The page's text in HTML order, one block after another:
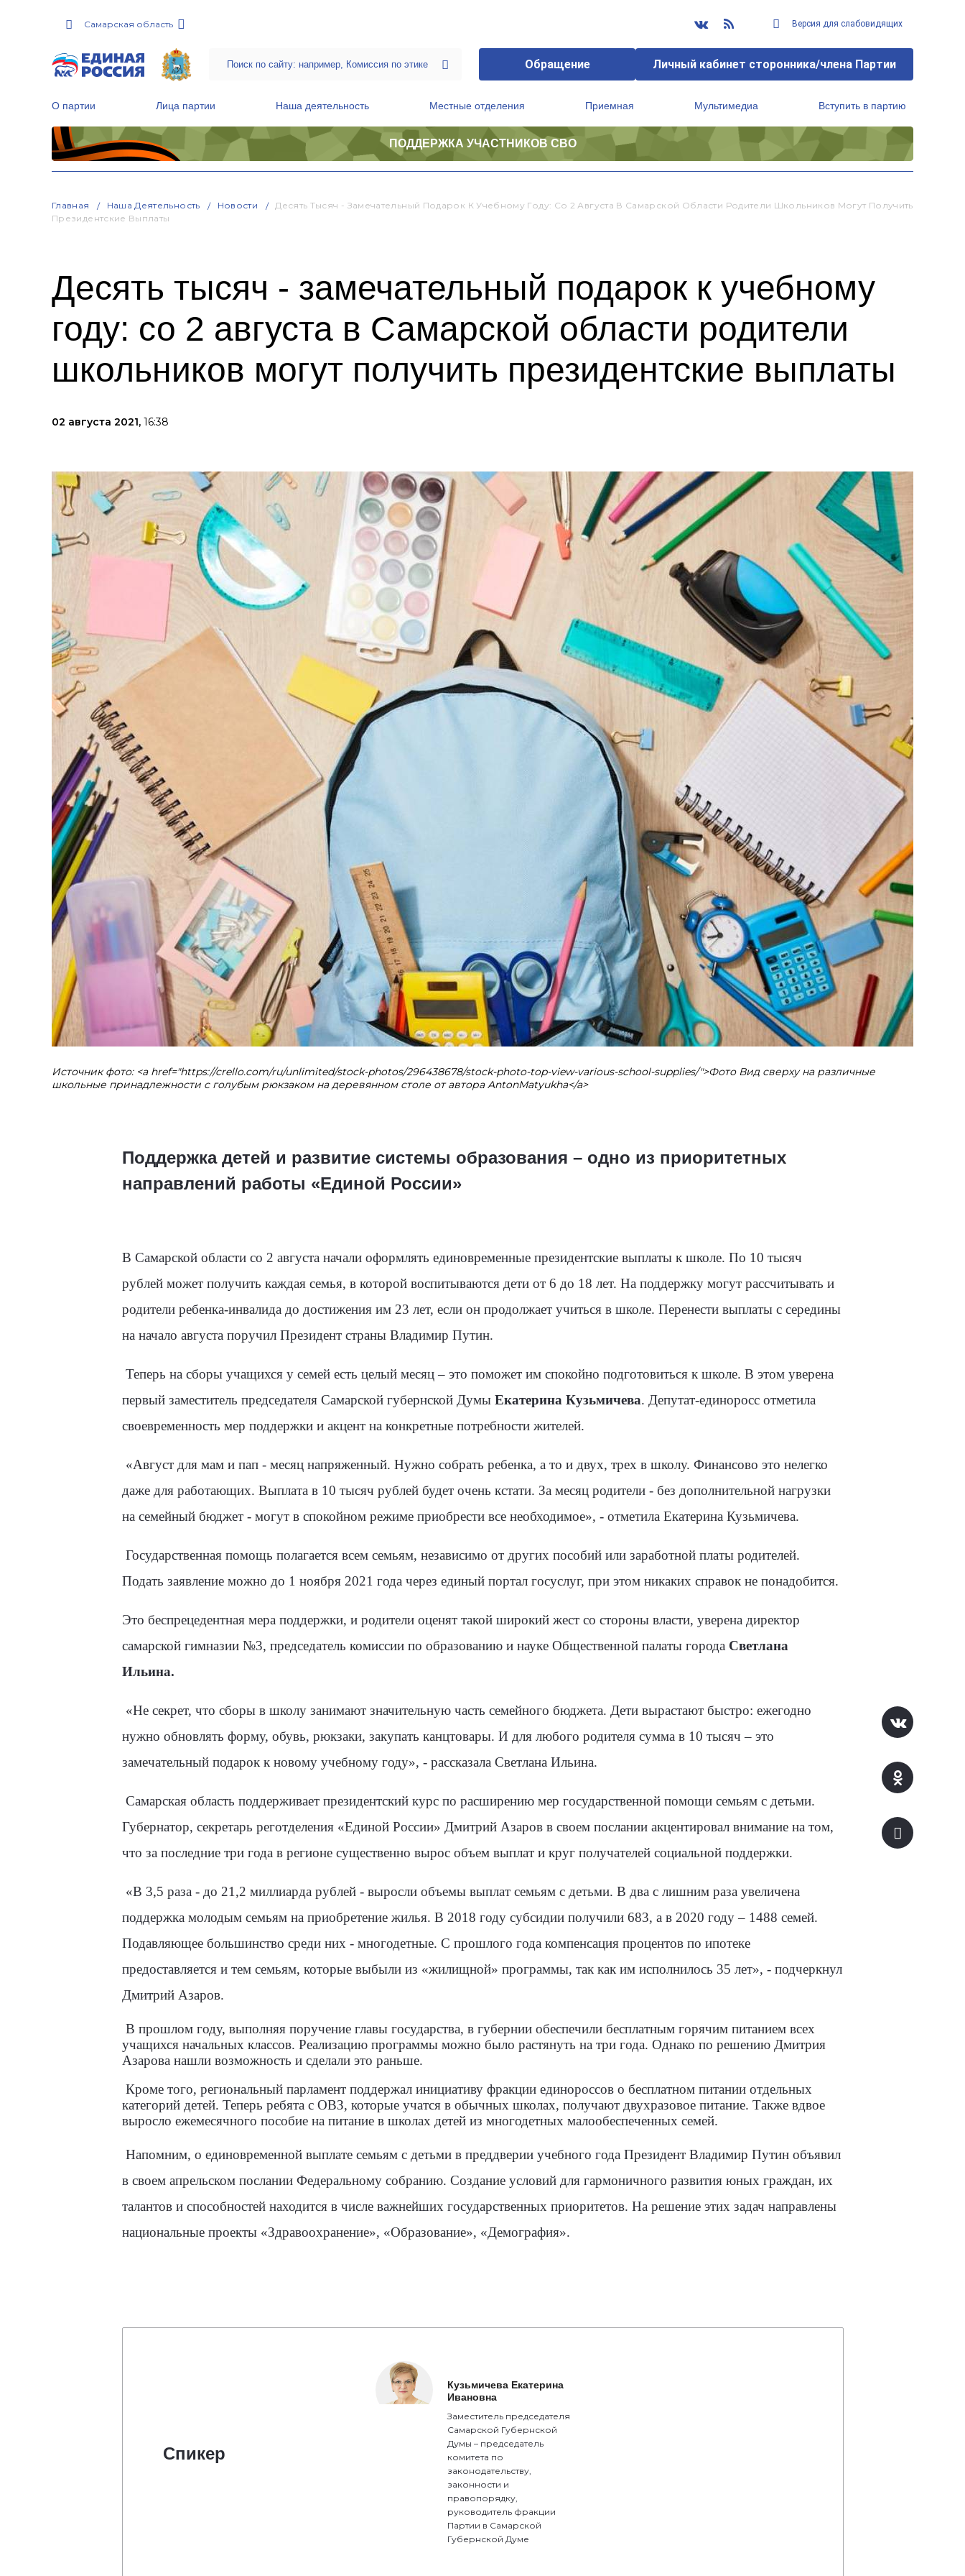
Самарская область Версия для слабовидящих
Обращение Личный кабинет сторонника/члена Партии
О партии Лица партии Наша деятельность Местные отделения Приемная Мультимедиа Вступить в партию
ПОДДЕРЖКА УЧАСТНИКОВ СВО
Главная Наша Деятельность Новости
Десять Тысяч - Замечательный Подарок К Учебному Году: Со 2 Августа В Самарской Области Родители Школьников Могут Получить
Президентские Выплаты
Десять тысяч - замечательный подарок к учебному
году: со 2 августа в Самарской области родители
школьников могут получить президентские выплаты
02 августа 2021, 16:38
Источник фото: <a href="https://crello.com/ru/unlimited/stock-photos/296438678/stock-photo-top-view-various-school-supplies/">Фото Вид сверху на различные
школьные принадлежности с голубым рюкзаком на деревянном столе от автора AntonMatyukha</a>
Поддержка детей и развитие системы образования – одно из приоритетных
направлений работы «Единой России»
В Самарской области со 2 августа начали оформлять единовременные президентские выплаты к школе. По 10 тысяч
рублей может получить каждая семья, в которой воспитываются дети от 6 до 18 лет. На поддержку могут рассчитывать и
родители ребенка-инвалида до достижения им 23 лет, если он продолжает учиться в школе. Перенести выплаты с середины
на начало августа поручил Президент страны Владимир Путин.
Теперь на сборы учащихся у семей есть целый месяц – это поможет им спокойно подготовиться к школе. В этом уверена
первый заместитель председателя Самарской губернской Думы Екатерина Кузьмичева. Депутат-единоросс отметила
своевременность мер поддержки и акцент на конкретные потребности жителей.
«Август для мам и пап - месяц напряженный. Нужно собрать ребенка, а то и двух, трех в школу. Финансово это нелегко
даже для работающих. Выплата в 10 тысяч рублей будет очень кстати. За месяц родители - без дополнительной нагрузки
на семейный бюджет - могут в спокойном режиме приобрести все необходимое», - отметила Екатерина Кузьмичева.
Государственная помощь полагается всем семьям, независимо от других пособий или заработной платы родителей.
Подать заявление можно до 1 ноября 2021 года через единый портал госуслуг, при этом никаких справок не понадобится.
Это беспрецедентная мера поддержки, и родители оценят такой широкий жест со стороны власти, уверена директор
самарской гимназии №3, председатель комиссии по образованию и науке Общественной палаты города Светлана
Ильина.
«Не секрет, что сборы в школу занимают значительную часть семейного бюджета. Дети вырастают быстро: ежегодно
нужно обновлять форму, обувь, рюкзаки, закупать канцтовары. И для любого родителя сумма в 10 тысяч – это
замечательный подарок к новому учебному году», - рассказала Светлана Ильина.
Самарская область поддерживает президентский курс по расширению мер государственной помощи семьям с детьми.
Губернатор, секретарь реготделения «Единой России» Дмитрий Азаров в своем послании акцентировал внимание на том,
что за последние три года в регионе существенно вырос объем выплат и круг получателей социальной поддержки.
«В 3,5 раза - до 21,2 миллиарда рублей - выросли объемы выплат семьям с детьми. В два с лишним раза увеличена
поддержка молодым семьям на приобретение жилья. В 2018 году субсидии получили 683, а в 2020 году – 1488 семей.
Подавляющее большинство среди них - многодетные. С прошлого года компенсация процентов по ипотеке
предоставляется и тем семьям, которые выбыли из «жилищной» программы, так как им исполнилось 35 лет», - подчеркнул
Дмитрий Азаров.
В прошлом году, выполняя поручение главы государства, в губернии обеспечили бесплатным горячим питанием всех
учащихся начальных классов. Реализацию программы можно было растянуть на три года. Однако по решению Дмитрия
Азарова нашли возможность и сделали это раньше.
Кроме того, региональный парламент поддержал инициативу фракции единороссов о бесплатном питании отдельных
категорий детей. Теперь ребята с ОВЗ, которые учатся в обычных школах, получают двухразовое питание. Также вдвое
выросло ежемесячного пособие на питание в школах детей из многодетных малообеспеченных семей.
Напомним, о единовременной выплате семьям с детьми в преддверии учебного года Президент Владимир Путин объявил
в своем апрельском послании Федеральному собранию. Создание условий для гармоничного развития юных граждан, их
талантов и способностей находится в числе важнейших государственных приоритетов. На решение этих задач направлены
национальные проекты «Здравоохранение», «Образование», «Демография».
Спикер
Кузьмичева Екатерина
Ивановна
Заместитель председателя
Самарской Губернской
Думы – председатель
комитета по
законодательству,
законности и
правопорядку,
руководитель фракции
Партии в Самарской
Губернской Думе